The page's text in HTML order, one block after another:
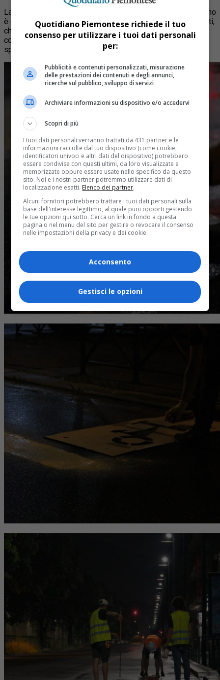
La scelta di localizzare l’azione simbolica in corso Orbassano
è così motivata: “è una direttrice molto frequentata dai ciclisti,
che sono esposti all’anarchia delle automobili. Un
collegamento così importante non dovrebbe essere
sprovvisto di protezioni adeguate”.
Quotidiano Piemontese richiede il tuo
consenso per utilizzare i tuoi dati personali
per:
Pubblicità e contenuti personalizzati, misurazione
delle prestazioni dei contenuti e degli annunci,
ricerche sul pubblico, sviluppo di servizi
Archiviare informazioni su dispositivo e/o accedervi
Scopri di più
I tuoi dati personali verranno trattati da 431 partner e le
informazioni raccolte dal tuo dispositivo (come cookie,
identificatori univoci e altri dati del dispositivo) potrebbero
essere condivise con questi ultimi, da loro visualizzate e
memorizzate oppure essere usate nello specifico da questo
sito. Noi e i nostri partner potremmo utilizzare dati di
localizzazione esatti. Elenco dei partner.
Alcuni fornitori potrebbero trattare i tuoi dati personali sulla
base dell'interesse legittimo, al quale puoi opporti gestendo
le tue opzioni qui sotto. Cerca un link in fondo a questa
pagina o nel menu del sito per gestire o revocare il consenso
nelle impostazioni della privacy e dei cookie.
Acconsento
Gestisci le opzioni